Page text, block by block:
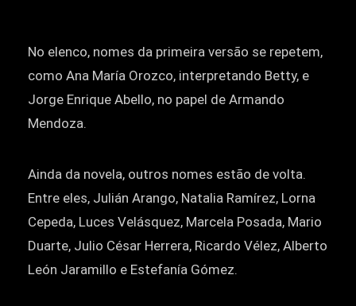
No elenco, nomes da primeira versão se repetem,
como Ana María Orozco, interpretando Betty, e
Jorge Enrique Abello, no papel de Armando
Mendoza.
Ainda da novela, outros nomes estão de volta.
Entre eles, Julián Arango, Natalia Ramírez, Lorna
Cepeda, Luces Velásquez, Marcela Posada, Mario
Duarte, Julio César Herrera, Ricardo Vélez, Alberto
León Jaramillo e Estefanía Gómez.